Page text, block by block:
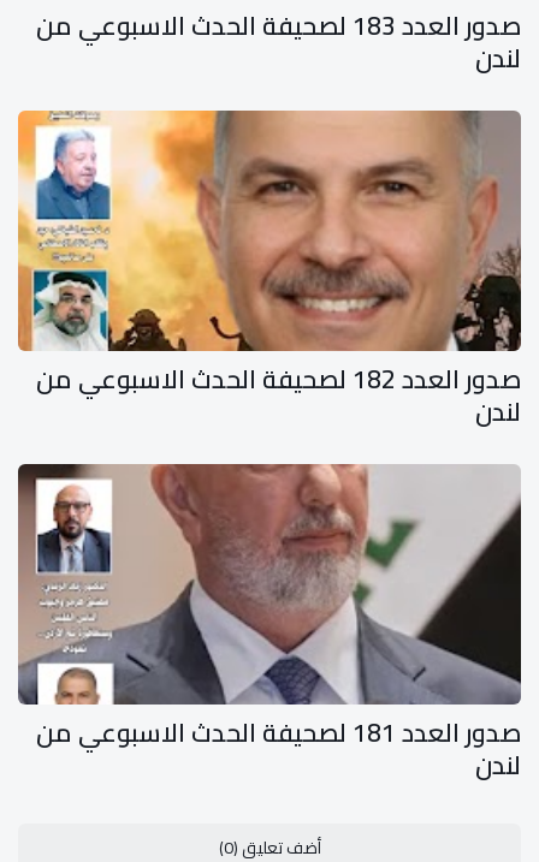
صدور العدد 183 لصحيفة الحدث الاسبوعي من
لندن
صدور العدد 182 لصحيفة الحدث الاسبوعي من
لندن
صدور العدد 181 لصحيفة الحدث الاسبوعي من
لندن
أضف تعليق (0)